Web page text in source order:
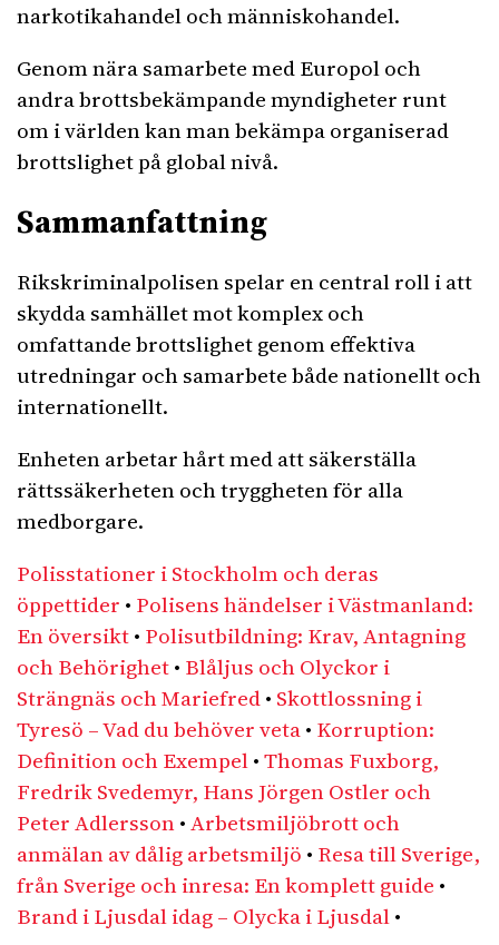
narkotikahandel och människohandel.
Genom nära samarbete med Europol och
andra brottsbekämpande myndigheter runt
om i världen kan man bekämpa organiserad
brottslighet på global nivå.
Sammanfattning
Rikskriminalpolisen spelar en central roll i att
skydda samhället mot komplex och
omfattande brottslighet genom effektiva
utredningar och samarbete både nationellt och
internationellt.
Enheten arbetar hårt med att säkerställa
rättssäkerheten och tryggheten för alla
medborgare.
Polisstationer i Stockholm och deras
öppettider • Polisens händelser i Västmanland:
En översikt• Polisutbildning: Krav, Antagning
och Behörighet• Blåljus och Olyckor i
Strängnäs och Mariefred• Skottlossning i
Tyresö – Vad du behöver veta• Korruption:
Definition och Exempel•Thomas Fuxborg,
Fredrik Svedemyr, Hans Jörgen Ostler och
Peter Adlersson•Arbetsmiljöbrott och
anmälan av dålig arbetsmiljö • Resa till Sverige,
från Sverige och inresa: En komplett guide •
Brand i Ljusdal idag – Olycka i Ljusdal•